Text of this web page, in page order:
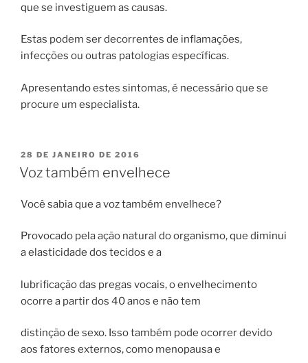
que se investiguem as causas.
Estas podem ser decorrentes de inflamações,
infecções ou outras patologias específicas.
Apresentando estes sintomas, é necessário que se
procure um especialista.
PUBLICADO
EM
28 DE JANEIRO DE 2016
Voz também envelhece
Você sabia que a voz também envelhece?
Provocado pela ação natural do organismo, que diminui
a elasticidade dos tecidos e a
lubrificação das pregas vocais, o envelhecimento
ocorre a partir dos 40 anos e não tem
distinção de sexo. Isso também pode ocorrer devido
aos fatores externos, como menopausa e